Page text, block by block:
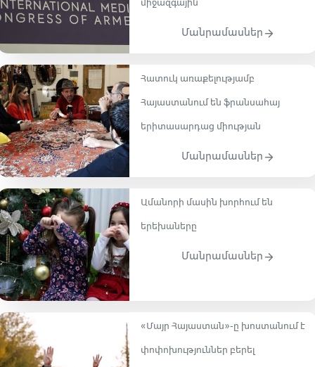
միջազգային
Մանրամասներ
Հատուկ առաքելությամբ
Հայաստանում են ֆրանսահայ
երիտասարդաց միության
Մանրամասներ
Ամանորի մասին խորհում են
երեխաները
Մանրամասներ
«Մայր Հայաստան»-ը խոստանում է
փոփոխություններ բերել